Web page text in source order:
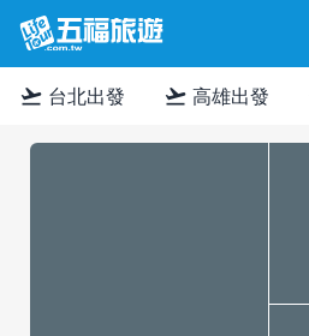
flight_takeoff 台北出發 flight_takeoff 高雄出發